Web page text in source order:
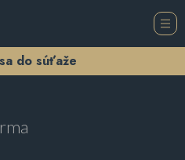
do súťaže